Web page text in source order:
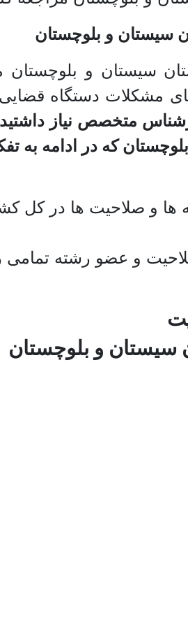
سیستان و بلوچستان
سیستان و بلوچستان
مشکلات دستگاه
متخصص نیاز
که در ادامه به
و صلاحیت ها در کل
و عضو رشته تمامی
و بلوچستان